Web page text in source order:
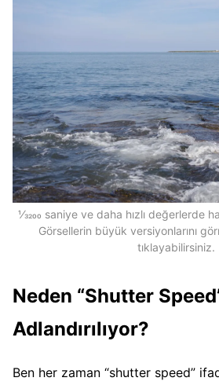
1⁄3200 saniye ve daha hızlı değerlerde
Görsellerin büyük versiyonlarını
tıklayabilirsiniz.
Neden “Shutter
Adlandırılıyor?
Ben her zaman “shutter speed”